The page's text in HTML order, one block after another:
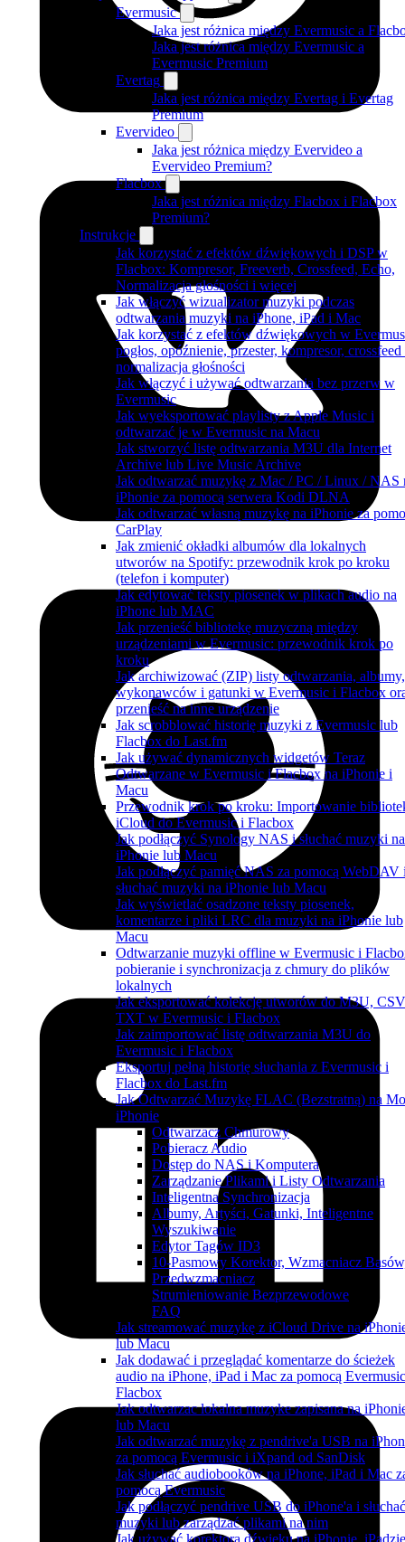
Evermusic
Jaka jest różnica między Evermusic a
Jaka jest różnica między Evermusic a
Evermusic Premium
Evertag
Jaka jest różnica między Evertag i Evertag
Premium
Evervideo
Jaka jest różnica między Evervideo a
Evervideo Premium?
Flacbox
Jaka jest różnica między Flacbox i Flacbox
Premium?
Instrukcje
Jak korzystać z efektów dźwiękowych i DSP w
Flacbox: Kompresor, Freeverb, Crossfeed, Echo,
Normalizacja głośności i więcej
Jak włączyć wizualizator muzyki podczas
odtwarzania muzyki na iPhone, iPad i Mac
Jak korzystać z efektów dźwiękowych w
pogłos, opóźnienie, przester, kompresor, crossfeed
normalizacja głośności
Jak włączyć i używać odtwarzania bez przerw w
Evermusic
Jak wyeksportować playlisty z Apple Music i
odtwarzać je w Evermusic na Macu
Jak stworzyć listę odtwarzania M3U dla Internet
Archive lub Live Music Archive
Jak odtwarzać muzykę z Mac / PC / Linux / NAS
iPhonie za pomocą serwera Kodi DLNA
Jak odtwarzać własną muzykę na iPhonie za
CarPlay
Jak zmienić okładki albumów dla lokalnych
utworów na Spotify: przewodnik krok po kroku
(telefon i komputer)
Jak edytować teksty piosenek w plikach audio na
iPhone lub MAC
Jak przenieść bibliotekę muzyczną między
urządzeniami w Evermusic: przewodnik krok po
kroku
Jak archiwizować (ZIP) listy odtwarzania, albumy,
wykonawców i gatunki w Evermusic i Flacbox
przenieść na inne urządzenie
Jak scrobblować historię muzyki z Evermusic lub
Flacbox do Last.fm
Jak używać dynamicznych widgetów Teraz
Odtwarzane w Evermusic i Flacbox na iPhonie i
Macu
Przewodnik krok po kroku: Importowanie
iCloud do Evermusic i Flacbox
Jak podłączyć Synology NAS i słuchać muzyki na
iPhonie lub Macu
Jak podłączyć pamięć NAS za pomocą WebDAV
słuchać muzyki na iPhonie lub Macu
Jak wyświetlać osadzone teksty piosenek,
komentarze i pliki LRC dla muzyki na iPhonie lub
Macu
Odtwarzanie muzyki offline w Evermusic i
pobieranie i synchronizacja z chmury do plików
lokalnych
Jak eksportować kolekcję utworów do M3U,
TXT w Evermusic i Flacbox
Jak zaimportować listę odtwarzania M3U do
Evermusic i Flacbox
Eksportuj pełną historię słuchania z Evermusic i
Flacbox do Last.fm
Jak Odtwarzać Muzykę FLAC (Bezstratną) na
iPhonie
Odtwarzacz Chmurowy
Pobieracz Audio
Dostęp do NAS i Komputera
Zarządzanie Plikami i Listy Odtwarzania
Inteligentna Synchronizacja
Albumy, Artyści, Gatunki, Inteligentne
Wyszukiwanie
Edytor Tagów ID3
10-Pasmowy Korektor, Wzmacniacz
Przedwzmacniacz
Strumieniowanie Bezprzewodowe
FAQ
Jak streamować muzykę z iCloud Drive na
lub Macu
Jak dodawać i przeglądać komentarze do ścieżek
audio na iPhone, iPad i Mac za pomocą
Flacbox
Jak odtwarzac lokalna muzyke zapisana na
lub Macu
Jak odtwarzać muzykę z pendrive'a USB na
za pomocą Evermusic i iXpand od SanDisk
Jak słuchać audiobooków na iPhone, iPad i Mac
pomocą Evermusic
Jak podłączyć pendrive USB do iPhone'a i słuchać
muzyki lub zarządzać plikami na nim
Jak używać korektora dźwięku na iPhonie, iPadzie